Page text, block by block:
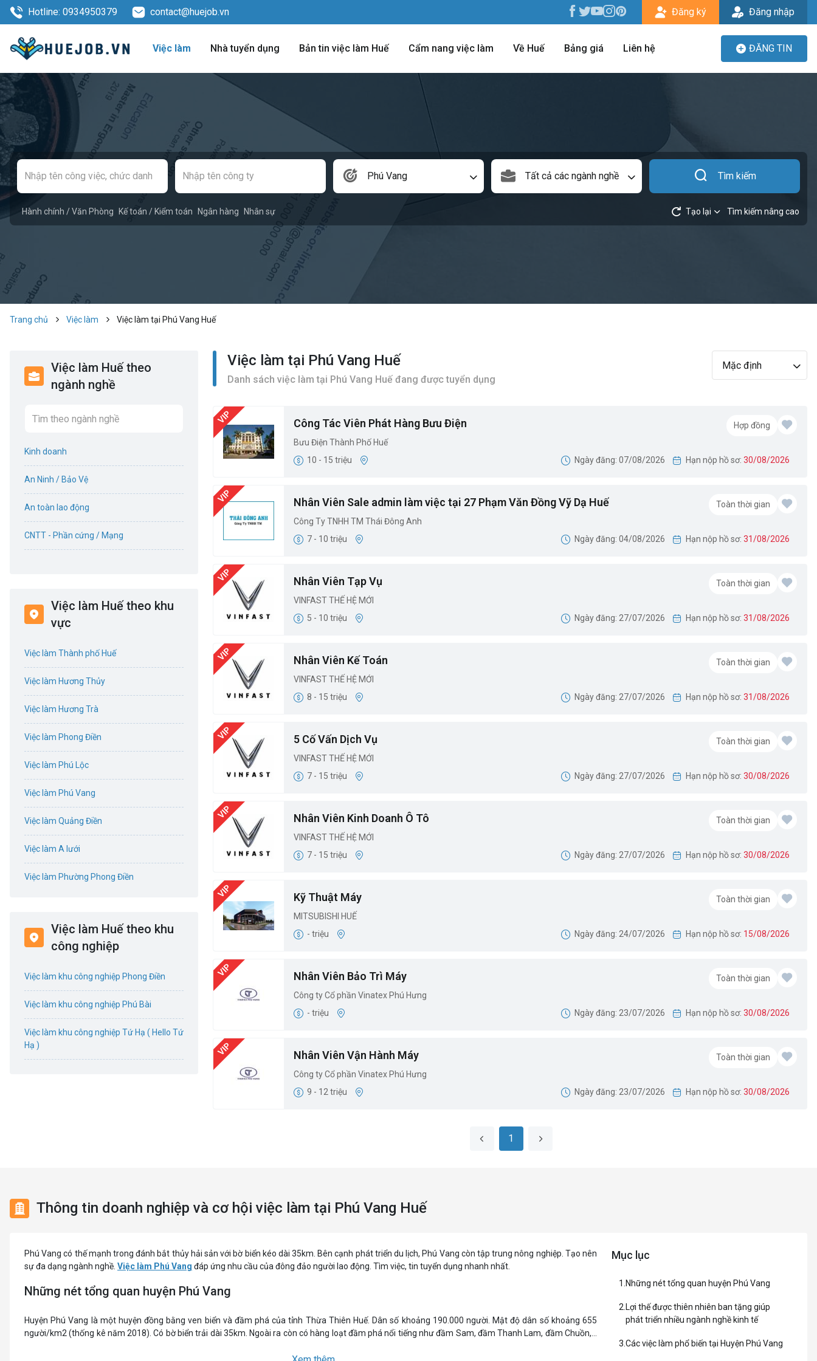
Hotline: 0934950379 contact@huejob.vn Đăng ký Đăng nhập
Việc làm Nhà tuyển dụng Bản tin việc làm Huế Cẩm nang việc làm Về Huế Bảng giá Liên hệ ĐĂNG TIN
Phú Vang Tất cả các ngành nghề Tìm kiếm
Hành chính / Văn Phòng Kế toán / Kiểm toán Ngân hàng Nhân sự Tạo lại Tìm kiếm nâng cao
Trang chủ Việc làm Việc làm tại Phú Vang Huế
Việc làm Huế theo
ngành nghề
Kinh doanh
An Ninh / Bảo Vệ
An toàn lao động
CNTT - Phần cứng / Mạng
Bất động sản
Bưu chính viễn thông
CNTT - Phần mềm
Cơ khí / Ô tô / Tự động hóa
Hàng hải / Hàng không
Hành chính / Văn Phòng
kỹ sư bậc cao
Kế toán / Kiểm toán
Lao Động Phổ Thông
Nội ngoại thất
Quản lý chất lượng (QA/QC)
Truyền Hình / Quảng Cáo Marketing
Sản xuất / Vận hành sản xuất
Việc làm Huế theo khu
vực
Việc làm Thành phố Huế
Việc làm Hương Thủy
Việc làm Hương Trà
Việc làm Phong Điền
Việc làm Phú Lộc
Việc làm Phú Vang
Việc làm Quảng Điền
Việc làm A lưới
Việc làm Phường Phong Điền
Việc làm Phường Phong Dinh
Việc làm Phường Phong Quảng
Việc làm Phường Hương Trà
Việc làm Phường Kim Trà
Việc làm Phường Dương Nỗ
Việc làm Huế theo khu
công nghiệp
Việc làm khu công nghiệp Phong Điền
Việc làm khu công nghiệp Phú Bài
Việc làm khu công nghiệp Tứ Hạ ( Hello Tứ
Hạ )
Việc làm tại Phú Vang Huế
Danh sách việc làm tại Phú Vang Huế đang được tuyển dụng
Mặc định
Công Tác Viên Phát Hàng Bưu Điện
Bưu Điện Thành Phố Huế
Hợp đồng
10 - 15 triệu Ngày đăng: 07/08/2026 Hạn nộp hồ sơ: 30/08/2026
Nhân Viên Sale admin làm việc tại 27 Phạm Văn Đồng Vỹ Dạ Huế
Công Ty TNHH TM Thái Đông Anh
Toàn thời gian
7 - 10 triệu Ngày đăng: 04/08/2026 Hạn nộp hồ sơ: 31/08/2026
Nhân Viên Tạp Vụ
VINFAST THẾ HỆ MỚI
Toàn thời gian
5 - 10 triệu Ngày đăng: 27/07/2026 Hạn nộp hồ sơ: 31/08/2026
Nhân Viên Kế Toán
VINFAST THẾ HỆ MỚI
Toàn thời gian
8 - 15 triệu Ngày đăng: 27/07/2026 Hạn nộp hồ sơ: 31/08/2026
5 Cố Vấn Dịch Vụ
VINFAST THẾ HỆ MỚI
Toàn thời gian
7 - 15 triệu Ngày đăng: 27/07/2026 Hạn nộp hồ sơ: 30/08/2026
Nhân Viên Kinh Doanh Ô Tô
VINFAST THẾ HỆ MỚI
Toàn thời gian
7 - 15 triệu Ngày đăng: 27/07/2026 Hạn nộp hồ sơ: 30/08/2026
Kỹ Thuật Máy
MITSUBISHI HUẾ
Toàn thời gian
- triệu Ngày đăng: 24/07/2026 Hạn nộp hồ sơ: 15/08/2026
Nhân Viên Bảo Trì Máy
Công ty Cổ phần Vinatex Phú Hưng
Toàn thời gian
- triệu Ngày đăng: 23/07/2026 Hạn nộp hồ sơ: 30/08/2026
Nhân Viên Vận Hành Máy
Công ty Cổ phần Vinatex Phú Hưng
Toàn thời gian
9 - 12 triệu Ngày đăng: 23/07/2026 Hạn nộp hồ sơ: 30/08/2026
1
Thông tin doanh nghiệp và cơ hội việc làm tại Phú Vang Huế
Phú Vang có thế mạnh trong đánh bắt thủy hải sản với bờ biển kéo dài 35km. Bên cạnh phát triển du lịch, Phú Vang còn tập trung nông nghiệp. Tạo nên
sự đa dạng ngành nghề. Việc làm Phú Vang đáp ứng nhu cầu của đông đảo người lao động. Tìm việc, tin tuyển dụng nhanh nhất.
Những nét tổng quan huyện Phú Vang
Huyện Phú Vang là một huyện đồng bằng ven biển và đầm phá của tỉnh Thừa Thiên Huế. Dân số khoảng 190.000 người. Mật độ dân số khoảng 655
người/km2 (thống kê năm 2018). Có bờ biển trải dài 35km. Ngoài ra còn có hàng loạt đầm phá nổi tiếng như đầm Sam, đầm Thanh Lam, đầm Chuồn,...
Mục lục
Những nét tổng quan huyện Phú Vang
Lợi thế được thiên nhiên ban tặng giúp
phát triển nhiều ngành nghề kinh tế
Các việc làm phổ biến tại Huyện Phú Vang